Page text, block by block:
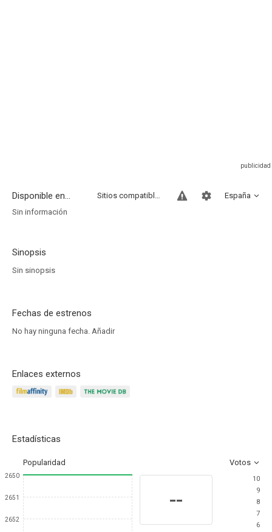
Disponible en... España
Sitios compatibles
Sin información
Sinopsis
Sin sinopsis
Fechas de estrenos
No hay ninguna fecha. Añadir
Enlaces externos
Estadísticas
Popularidad Votos
2650
2651
2652
--
10
9
8
7
6